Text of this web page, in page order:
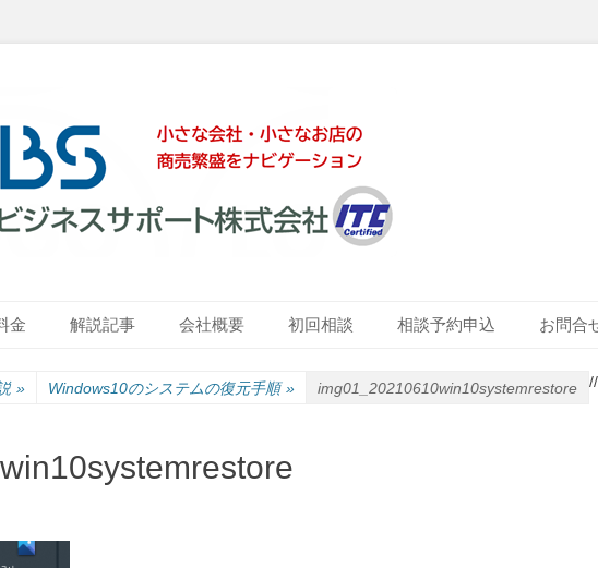
サポート株式会社
ーション
金 解説記事 会社概要 初回相談 相談予約申込 お問合
/
» /
Windows10のシステムの復元手順 » img01_20210610win10systemrestore